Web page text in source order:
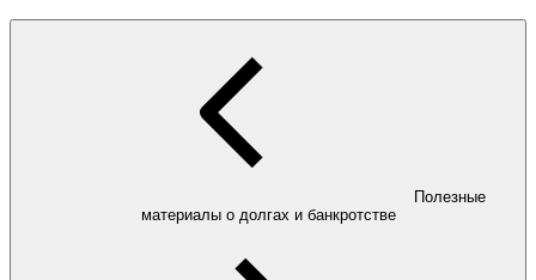
Полезные
материалы о долгах и банкротстве